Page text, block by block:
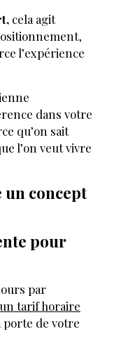
cela agit
l’expérience
dans votre
qu’on sait
l’on veut vivre
un concept
pour
par
tarif horaire
de votre